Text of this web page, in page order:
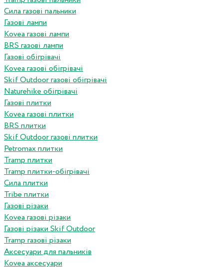
Сила газові пальники
Газові лампи
Kovea газові лампи
BRS газові лампи
Газові обігрівачі
Kovea газові обігрівачі
Skif Outdoor газові обігрівачі
Naturehike обігрівачі
Газові плитки
Kovea газові плитки
BRS плитки
Skif Outdoor газові плитки
Petromax плитки
Tramp плитки
Tramp плитки-обігрівачі
Сила плитки
Tribe плитки
Газові різаки
Kovea газові різаки
Газові різаки Skif Outdoor
Tramp газові різаки
Аксесуари для пальників
Kovea аксесуари